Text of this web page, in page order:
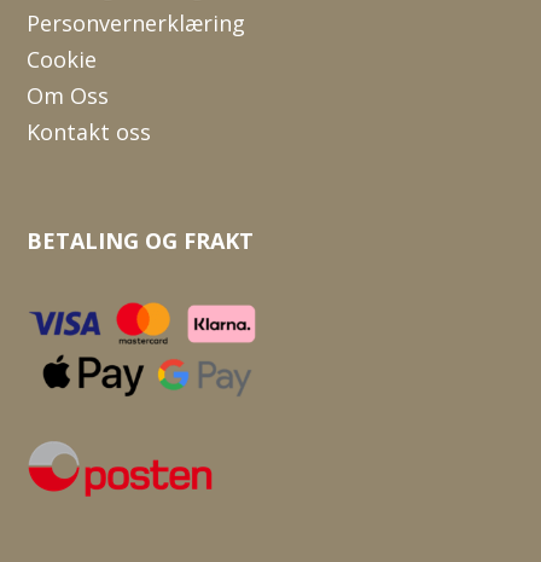
Personvernerklæring
Cookie
Om Oss
Kontakt oss
BETALING OG FRAKT